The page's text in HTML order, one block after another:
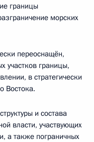
границы
морских
переоснащён,
участков границы,
в стратегически
Востока.
и состава
власти, участвующих
а также пограничных